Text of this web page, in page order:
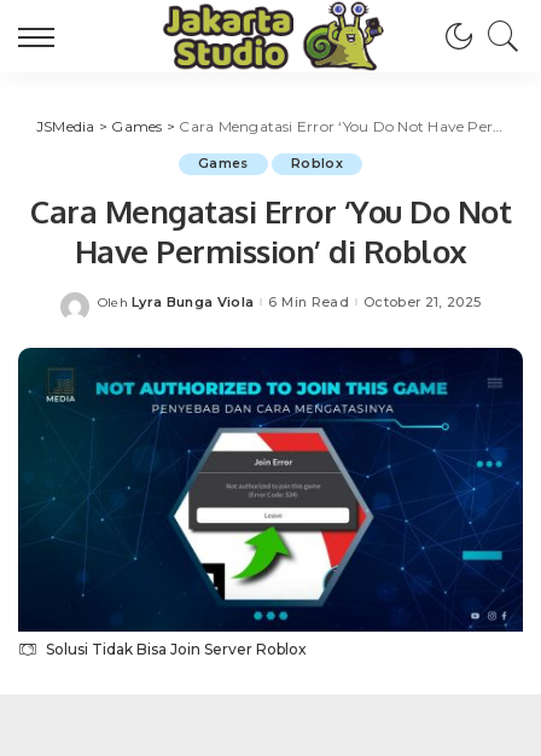
JSMedia > Games > Cara Mengatasi Error ‘You Do Not Have Permission’ di Roblox
Games Roblox
Cara Mengatasi Error ‘You Do Not
Have Permission’ di Roblox
Posted
Oleh Lyra Bunga Viola 6 Min Read October 21, 2025
Solusi Tidak Bisa Join Server Roblox